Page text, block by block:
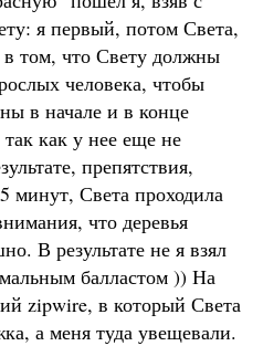
я первый, потом Света,
том, что Свету должны
человека, чтобы
в начале и в конце
как у нее еще не
препятствия,
минут, Света проходила
что деревья
В результате не я взял
балластом )) На
zipwire, в который Света
а меня туда увещевали.